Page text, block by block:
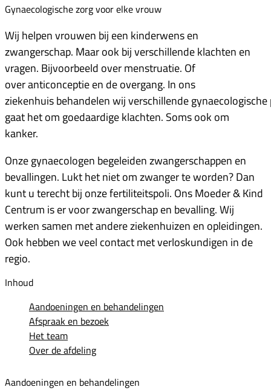
Gynaecologische zorg voor elke vrouw
Wij helpen vrouwen bij een kinderwens en
zwangerschap. Maar ook bij verschillende klachten en
vragen. Bijvoorbeeld over menstruatie. Of
over anticonceptie en de overgang. In ons
ziekenhuis behandelen wij verschillende
gaat het om goedaardige klachten. Soms ook om
kanker.
Onze gynaecologen begeleiden zwangerschappen en
bevallingen. Lukt het niet om zwanger te worden? Dan
kunt u terecht bij onze fertiliteitspoli. Ons Moeder & Kind
Centrum is er voor zwangerschap en bevalling. Wij
werken samen met andere ziekenhuizen en opleidingen.
Ook hebben we veel contact met verloskundigen in de
regio.
Inhoud
Aandoeningen en behandelingen
Afspraak en bezoek
Het team
Over de afdeling
Aandoeningen en behandelingen